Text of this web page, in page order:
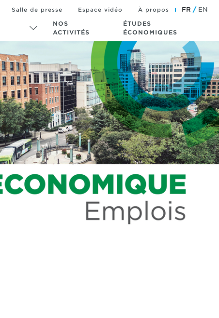
NOS
ACTIVITÉS
ÉTUDES
ÉCONOMIQUES
Salle de presse Espace vidéo À propos FR EN